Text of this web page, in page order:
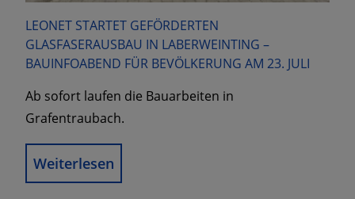
LEONET STARTET GEFÖRDERTEN
GLASFASERAUSBAU IN LABERWEINTING –
BAUINFOABEND FÜR BEVÖLKERUNG AM 23. JULI
Ab sofort laufen die Bauarbeiten in
Grafentraubach.
Weiterlesen